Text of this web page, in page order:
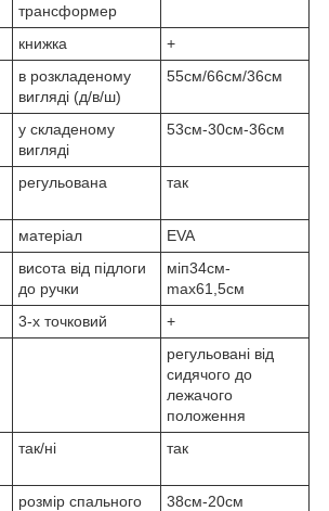
трансформер
книжка
+
в розкладеному
вигляді (д/в/ш)
55см/66см/36см
у складеному
вигляді
53см-30см-36см
регульована так
матеріал
EVA
висота від підлоги
до ручки
міп34см-
max61,5см
3-х точковий
+
регульовані від
сидячого до
лежачого
положення
так/ні так
розмір спального
38см-20см